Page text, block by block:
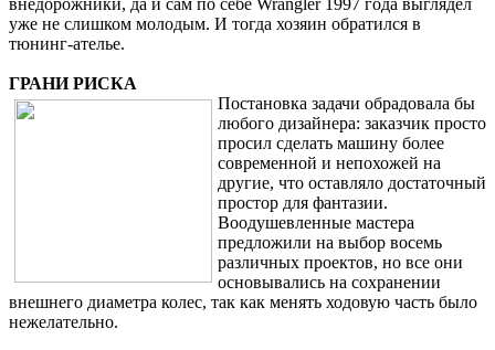
уже не слишком молодым. И тогда хозяин обратился в
тюнинг-ателье.
ГРАНИ РИСКА
Постановка задачи обрадовала бы
любого дизайнера: заказчик просто
просил сделать машину более
современной и непохожей на
другие, что оставляло достаточный
простор для фантазии.
Воодушевленные мастера
предложили на выбор восемь
различных проектов, но все они
основывались на сохранении
внешнего диаметра колес, так как менять ходовую часть было
нежелательно.